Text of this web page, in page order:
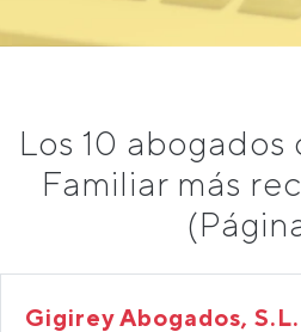
Los 10
Familiar más
Gigirey Abogados, S.L.